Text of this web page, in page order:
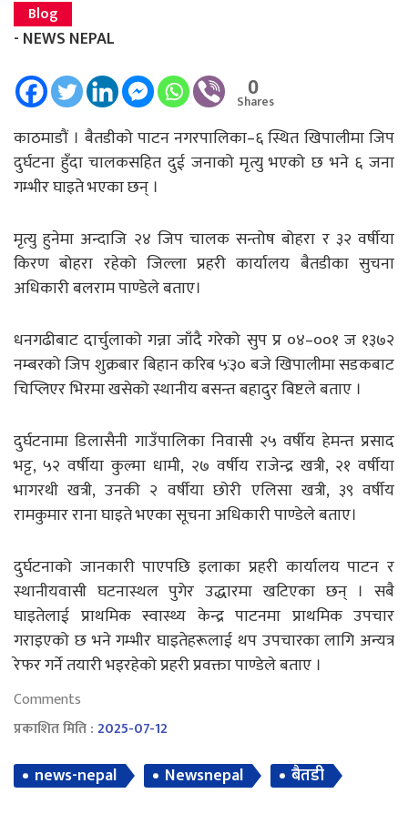
Blog
- NEWS NEPAL
0
Shares
काठमाडौं । बैतडीको पाटन नगरपालिका–६ स्थित खिपालीमा जिप
दुर्घटना हुँदा चालकसहित दुई जनाको मृत्यु भएको छ भने ६ जना
गम्भीर घाइते भएका छन् ।
मृत्यु हुनेमा अन्दाजि २४ जिप चालक सन्तोष बोहरा र ३२ वर्षीया
किरण बोहरा रहेको जिल्ला प्रहरी कार्यालय बैतडीका सुचना
अधिकारी बलराम पाण्डेले बताए।
धनगढीबाट दार्चुलाको गन्ना जाँदै गरेको सुप प्र ०४–००१ ज १३७२
नम्बरको जिप शुक्रबार बिहान करिब ५ः३० बजे खिपालीमा सडकबाट
चिप्लिएर भिरमा खसेको स्थानीय बसन्त बहादुर बिष्टले बताए ।
दुर्घटनामा डिलासैनी गाउँपालिका निवासी २५ वर्षीय हेमन्त प्रसाद
भट्ट, ५२ वर्षीया कुल्मा धामी, २७ वर्षीय राजेन्द्र खत्री, २१ वर्षीया
भागरथी खत्री, उनकी २ वर्षीया छोरी एलिसा खत्री, ३९ वर्षीय
रामकुमार राना घाइते भएका सूचना अधिकारी पाण्डेले बताए।
दुर्घटनाको जानकारी पाएपछि इलाका प्रहरी कार्यालय पाटन र
स्थानीयवासी घटनास्थल पुगेर उद्धारमा खटिएका छन् । सबै
घाइतेलाई प्राथमिक स्वास्थ्य केन्द्र पाटनमा प्राथमिक उपचार
गराइएको छ भने गम्भीर घाइतेहरूलाई थप उपचारका लागि अन्यत्र
रेफर गर्ने तयारी भइरहेको प्रहरी प्रवक्ता पाण्डेले बताए ।
Comments
प्रकाशित मिति :2025-07-12
news-nepal Newsnepal बैतडी